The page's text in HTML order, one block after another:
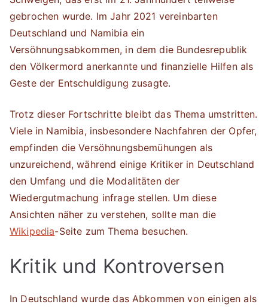
gebrochen wurde. Im Jahr 2021 vereinbarten
Deutschland und Namibia ein
Versöhnungsabkommen, in dem die Bundesrepublik
den Völkermord anerkannte und finanzielle Hilfen als
Geste der Entschuldigung zusagte.
Trotz dieser Fortschritte bleibt das Thema umstritten.
Viele in Namibia, insbesondere Nachfahren der Opfer,
empfinden die Versöhnungsbemühungen als
unzureichend, während einige Kritiker in Deutschland
den Umfang und die Modalitäten der
Wiedergutmachung infrage stellen. Um diese
Ansichten näher zu verstehen, sollte man die
Wikipedia-Seite zum Thema besuchen.
Kritik und Kontroversen
In Deutschland wurde das Abkommen von einigen als